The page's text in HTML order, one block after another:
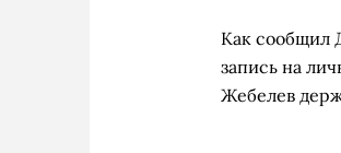
Как сообщил
запись на
Жебелев